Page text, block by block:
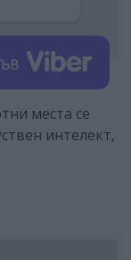
места се
интелект,